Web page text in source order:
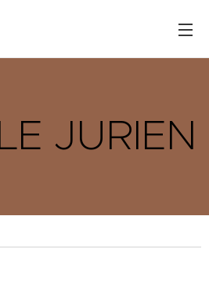
JURIEN